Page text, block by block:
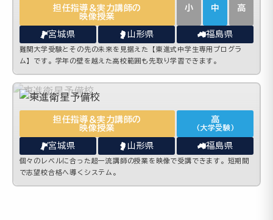
担任指導＆実力講師の
映像授業
小 中 高
宮城県 山形県 福島県
難関大学受験とその先の未来を見据えた【東進式中学生専用プログラ
ム】です。学年の壁を越えた高校範囲も先取り学習できます。
担任指導＆実力講師の
映像授業
高
(大学受験)
宮城県 山形県 福島県
個々のレベルに合った超一流講師の授業を映像で受講できます。短期間
で志望校合格へ導くシステム。